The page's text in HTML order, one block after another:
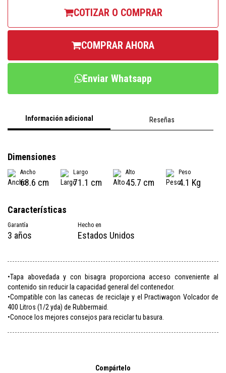
COTIZAR O COMPRAR
COMPRAR AHORA
Enviar Whatsapp
Información adicional Reseñas
Dimensiones
Ancho
68.6 cm
Largo
71.1 cm
Alto
45.7 cm
Peso
4.1 Kg
Características
Garantía
3 años
Hecho en
Estados Unidos
•Tapa abovedada y con bisagra proporciona acceso conveniente al
contenido sin reducir la capacidad general del contenedor.
•Compatible con las canecas de reciclaje y el Practiwagon Volcador de
400 Litros (1/2 yda) de Rubbermaid.
•Conoce los mejores consejos para reciclar tu basura.
Compártelo